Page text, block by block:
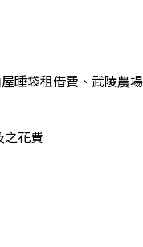
睡袋租借費、武陵農場
之花費